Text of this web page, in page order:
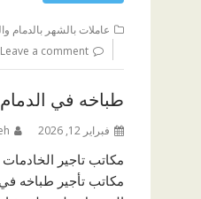
عاملات بالشهر بالدمام
Leave a comment
طباخه في الدمام 0583873523
فبراير 12, 2026
مكاتب تاجير
مكاتب تأجير طباخه